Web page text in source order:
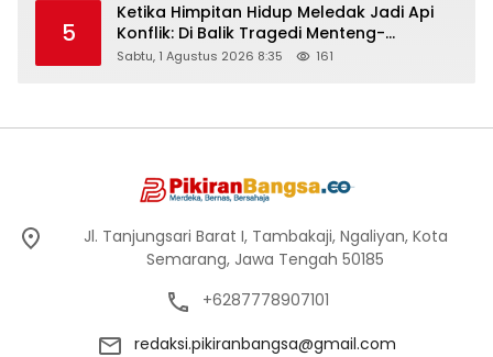
5
Ketika Himpitan Hidup Meledak Jadi Api
Konflik: Di Balik Tragedi Menteng-
Matraman Hingga Maling Ayam di Bali
Sabtu, 1 Agustus 2026 8:35 161
Jl. Tanjungsari Barat I, Tambakaji, Ngaliyan, Kota
Semarang, Jawa Tengah 50185
+6287778907101
redaksi.pikiranbangsa@gmail.com